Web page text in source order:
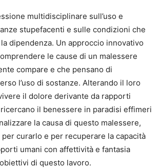
multidisciplinare sull’uso e
stupefacenti e sulle condizioni che
dipendenza. Un approccio innovativo
le cause di un malessere
compare e che pensano di
l’uso di sostanze. Alterando il loro
il dolore derivante da rapporti
il benessere in paradisi effimeri
la causa di questo malessere,
curarlo e per recuperare la capacità
umani con affettività e fantasia
di questo lavoro.